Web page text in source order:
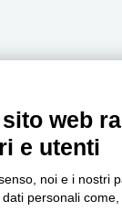
web
e utenti
noi e i nostri
personali